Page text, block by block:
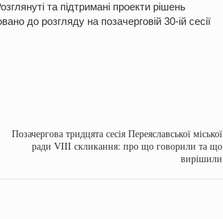
та підтримані проекти рішень
до розгляду на позачерговій 30-ій сесії
Позачергова тридцята сесія Переяславської міської
ради VIII скликання: про що говорили та що
вирішили